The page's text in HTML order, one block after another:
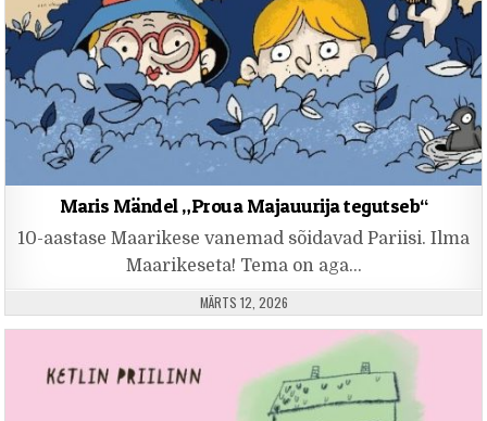
Maris Mändel „Proua Majauurija tegutseb“
10-aastase Maarikese vanemad sõidavad Pariisi. Ilma
Maarikeseta! Tema on aga…
PUBLISHED DATE:
MÄRTS 12, 2026